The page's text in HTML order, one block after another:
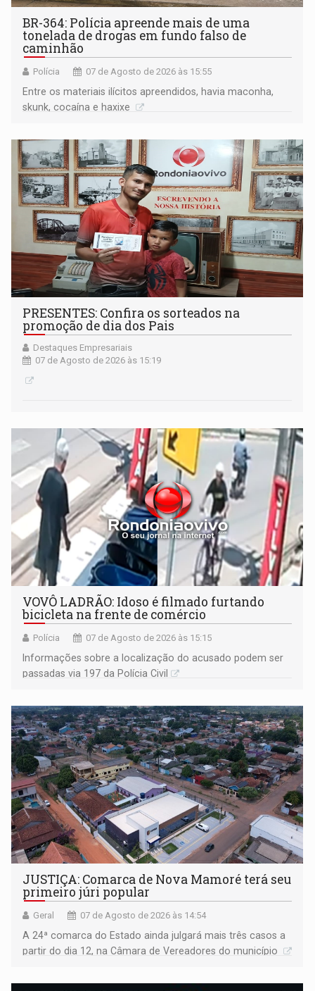
BR-364: Polícia apreende mais de uma
tonelada de drogas em fundo falso de
caminhão
Polícia 07 de Agosto de 2026 às 15:55
Entre os materiais ilícitos apreendidos, havia maconha,
skunk, cocaína e haxixe
PRESENTES: Confira os sorteados na
promoção de dia dos Pais
Destaques Empresariais
07 de Agosto de 2026 às 15:19
VOVÔ LADRÃO: Idoso é filmado furtando
bicicleta na frente de comércio
Polícia 07 de Agosto de 2026 às 15:15
Informações sobre a localização do acusado podem ser
passadas via 197 da Polícia Civil
JUSTIÇA: Comarca de Nova Mamoré terá seu
primeiro júri popular
Geral 07 de Agosto de 2026 às 14:54
A 24ª comarca do Estado ainda julgará mais três casos a
partir do dia 12, na Câmara de Vereadores do município